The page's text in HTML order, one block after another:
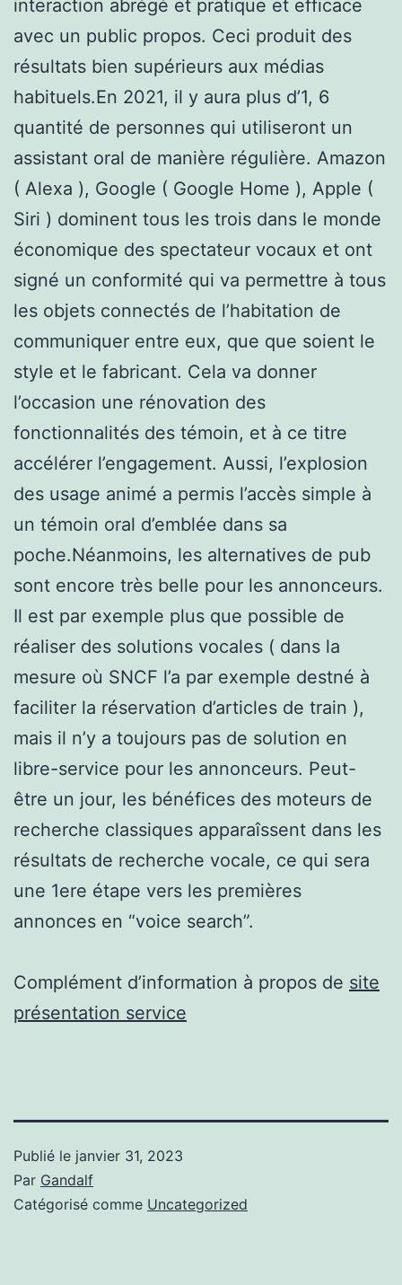
interaction abrégé et pratique et efficace
avec un public propos. Ceci produit des
résultats bien supérieurs aux médias
habituels.En 2021, il y aura plus d’1, 6
quantité de personnes qui utiliseront un
assistant oral de manière régulière. Amazon
( Alexa ), Google ( Google Home ), Apple (
Siri ) dominent tous les trois dans le monde
économique des spectateur vocaux et ont
signé un conformité qui va permettre à tous
les objets connectés de l’habitation de
communiquer entre eux, que que soient le
style et le fabricant. Cela va donner
l’occasion une rénovation des
fonctionnalités des témoin, et à ce titre
accélérer l’engagement. Aussi, l’explosion
des usage animé a permis l’accès simple à
un témoin oral d’emblée dans sa
poche.Néanmoins, les alternatives de pub
sont encore très belle pour les annonceurs.
Il est par exemple plus que possible de
réaliser des solutions vocales ( dans la
mesure où SNCF l’a par exemple destné à
faciliter la réservation d’articles de train ),
mais il n’y a toujours pas de solution en
libre-service pour les annonceurs. Peut-
être un jour, les bénéfices des moteurs de
recherche classiques apparaîssent dans les
résultats de recherche vocale, ce qui sera
une 1ere étape vers les premières
annonces en “voice search”.
Complément d’information à propos de site
présentation service
Publié le janvier 31, 2023
Par Gandalf
Catégorisé comme Uncategorized